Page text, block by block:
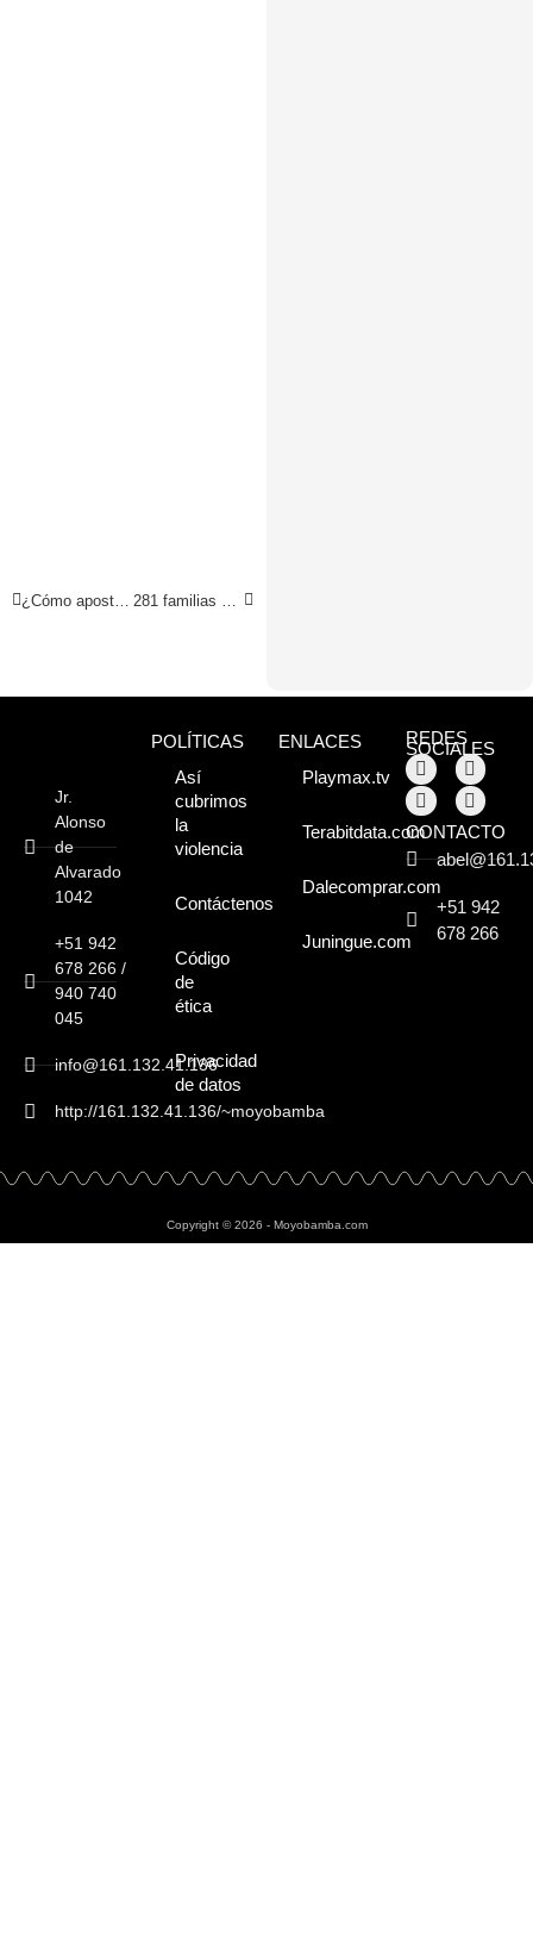
¿Cómo apostar en Betsson?: Guía completa para apostadores peruanos 281 familias se beneficiarán con sistema de saneamiento
Jr.
Alonso
de
Alvarado
1042
+51 942
678 266 /
940 740
045
info@161.132.41.136
http://161.132.41.136/~moyobamba
POLÍTICAS
Así
cubrimos
la
violencia
Contáctenos
Código
de
ética
Privacidad
de datos
ENLACES
Playmax.tv
Terabitdata.com
Dalecomprar.com
Juningue.com
REDES
SOCIALES
CONTACTO
+51 942
678 266
Copyright © 2026 - Moyobamba.com